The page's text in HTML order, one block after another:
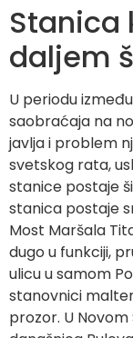
Stanica
daljem
U periodu
saobraćaja na
javlja i problem
svetskog rata,
stanice postaje
stanica postaje
Most Maršala
dugo u funkciji,
ulicu u samom
stanovnici
prozor. U